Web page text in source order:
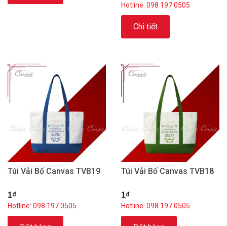
Hotline: 098 197 0505
Chi tiết
Túi Vải Bố Canvas TVB19
1₫
Hotline: 098 197 0505
Túi Vải Bố Canvas TVB18
1₫
Hotline: 098 197 0505